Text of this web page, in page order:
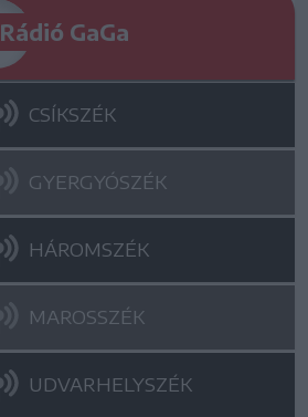
Rádió GaGa
CSÍKSZÉK
GYERGYÓSZÉK
HÁROMSZÉK
MAROSSZÉK
UDVARHELYSZÉK